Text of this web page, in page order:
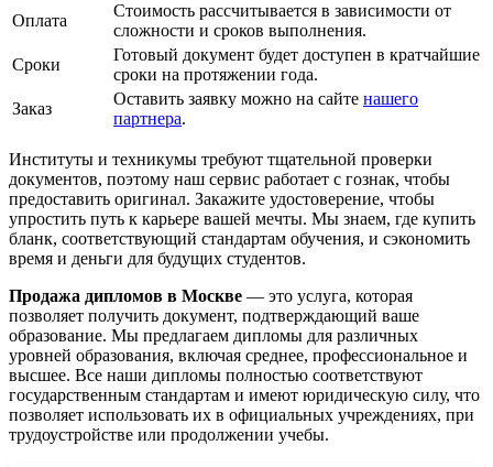
Оплата
Стоимость рассчитывается в зависимости от
сложности и сроков выполнения.
Сроки
Готовый документ будет доступен в кратчайшие
сроки на протяжении года.
Заказ
Оставить заявку можно на сайте нашего
партнера.
Институты и техникумы требуют тщательной проверки
документов, поэтому наш сервис работает с гознак, чтобы
предоставить оригинал. Закажите удостоверение, чтобы
упростить путь к карьере вашей мечты. Мы знаем, где купить
бланк, соответствующий стандартам обучения, и сэкономить
время и деньги для будущих студентов.
Продажа дипломов в Москве — это услуга, которая
позволяет получить документ, подтверждающий ваше
образование. Мы предлагаем дипломы для различных
уровней образования, включая среднее, профессиональное и
высшее. Все наши дипломы полностью соответствуют
государственным стандартам и имеют юридическую силу, что
позволяет использовать их в официальных учреждениях, при
трудоустройстве или продолжении учебы.